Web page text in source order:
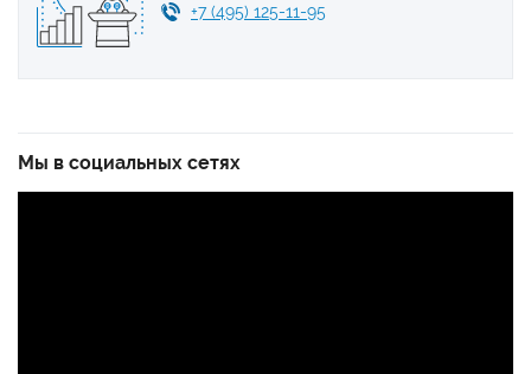
+7 (495) 125-11-95
Мы в социальных сетях